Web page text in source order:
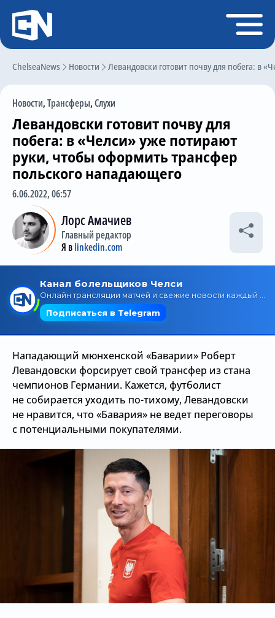
ChelseaNews Новости Левандовски готовит почву для побега: в
Новости,Трансферы,Слухи
Левандовски готовит почву для
побега: в «Челси» уже потирают
руки, чтобы оформить трансфер
польского нападающего
6.06.2022, 06:57
Лорс Амачиев
Главный редактор
Я вlinkedin.com
Нападающий мюнхенской «Баварии» Роберт
Левандовски форсирует свой трансфер из стана
чемпионов Германии. Кажется, футболист
не собирается уходить по-тихому, Левандовски
не нравится, что «Бавария» не ведет переговоры
с потенциальными покупателями.
Регистрация
Главная
Чат
Трансферы
Слухи
История Челси
Статистика
Календарь игр
Состав команды
Трансляции
Контакты